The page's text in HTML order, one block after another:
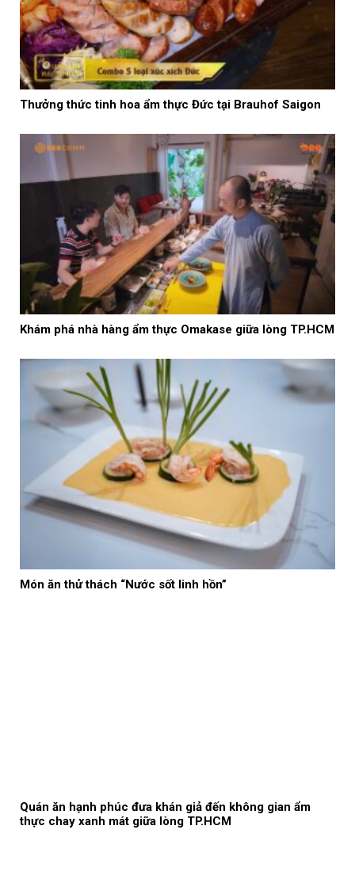
Thưởng thức tinh hoa ẩm thực Đức tại Brauhof Saigon
Khám phá nhà hàng ẩm thực Omakase giữa lòng TP.HCM
Món ăn thử thách “Nước sốt linh hồn”
Quán ăn hạnh phúc đưa khán giả đến không gian ẩm
thực chay xanh mát giữa lòng TP.HCM